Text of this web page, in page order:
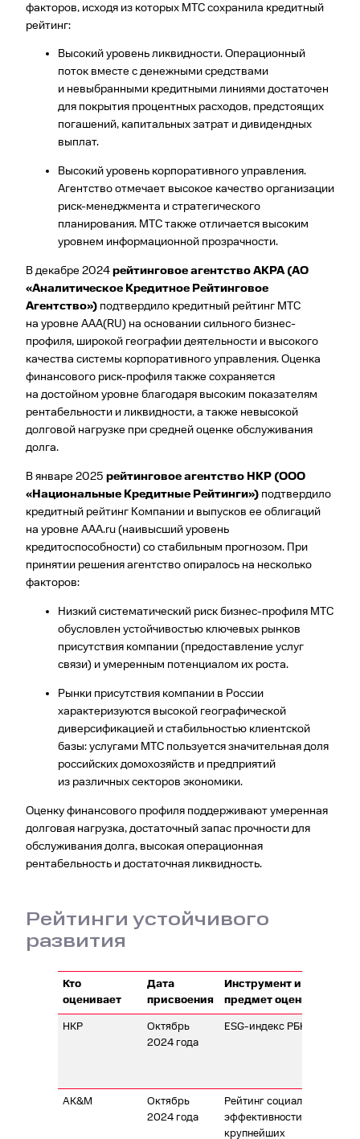
факторов, исходя из которых МТС сохранила кредитный
рейтинг:
Высокий уровень ликвидности. Операционный
поток вместе с денежными средствами
и невыбранными кредитными линиями достаточен
для покрытия процентных расходов, предстоящих
погашений, капитальных затрат и дивидендных
выплат.
Высокий уровень корпоративного управления.
Агентство отмечает высокое качество организации
риск-менеджмента и стратегического
планирования. МТС также отличается высоким
уровнем информационной прозрачности.
В декабре 2024рейтинговое агентство АКРА (АО
«Аналитическое Кредитное Рейтинговое
Агентство») подтвердило кредитный рейтинг МТС
на уровне AAA(RU) на основании сильного бизнес-
профиля, широкой географии деятельности и высокого
качества системы корпоративного управления. Оценка
финансового риск-профиля также сохраняется
на достойном уровне благодаря высоким показателям
рентабельности и ликвидности, а также невысокой
долговой нагрузке при средней оценке обслуживания
долга.
В январе 2025 рейтинговое агентство НКР (ООО
«Национальные Кредитные Рейтинги») подтвердило
кредитный рейтинг Компании и выпусков ее облигаций
на уровне AAA.ru (наивысший уровень
кредитоспособности) со стабильным прогнозом. При
принятии решения агентство опиралось на несколько
факторов:
Низкий систематический риск бизнес-профиля МТС
обусловлен устойчивостью ключевых рынков
присутствия компании (предоставление услуг
связи) и умеренным потенциалом их роста.
Рынки присутствия компании в России
характеризуются высокой географической
диверсификацией и стабильностью клиентской
базы: услугами МТС пользуется значительная доля
российских домохозяйств и предприятий
из различных секторов экономики.
Оценку финансового профиля поддерживают умеренная
долговая нагрузка, достаточный запас прочности для
обслуживания долга, высокая операционная
рентабельность и достаточная ликвидность.
Рейтинги устойчивого
развития
Кто
оценивает
Дата
присвоения
Инструмент и
предмет оценки
НКР
Октябрь
2024 года
ESG-индекс РБК
AK&M
Октябрь
2024 года
Рейтинг социальной
эффективности
крупнейших